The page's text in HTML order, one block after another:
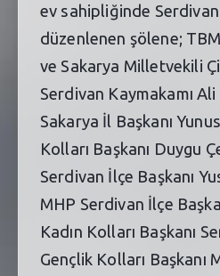
ev sahipliğinde
düzenlenen şölene;
ve Sakarya Milletvekili
Serdivan Kaymakamı
Sakarya İl Başkanı
Kolları Başkanı Duygu
Serdivan İlçe Başkanı
MHP Serdivan İlçe
Kadın Kolları Başkanı
Gençlik Kolları Başkanı